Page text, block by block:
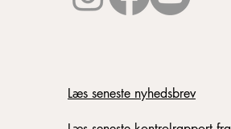
Læs seneste nyhedsbrev